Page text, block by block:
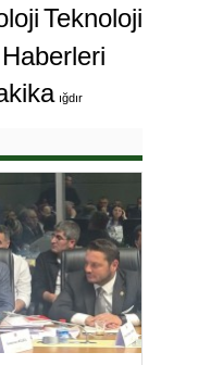
Teknoloji
ığdır